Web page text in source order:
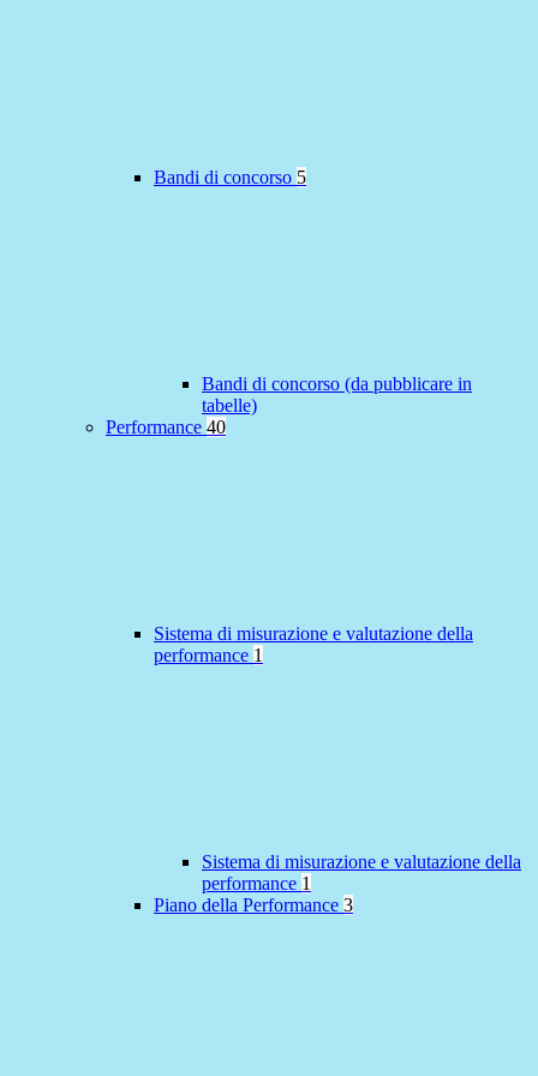
Bandi di concorso 5
Bandi di concorso (da pubblicare in
tabelle)
Performance 40
Sistema di misurazione e valutazione della
performance 1
Sistema di misurazione e valutazione della
performance 1
Piano della Performance 3